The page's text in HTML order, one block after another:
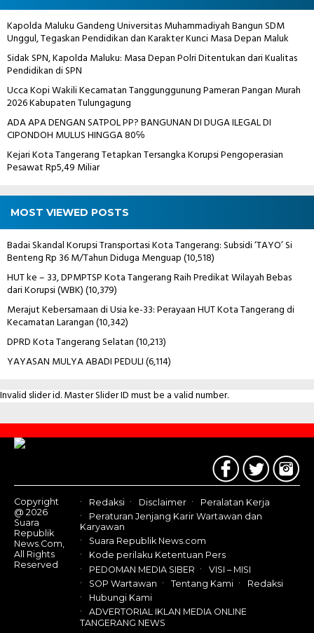
Kapolda Maluku Gandeng Universitas Muhammadiyah Bangun SDM
Unggul, Tegaskan Pendidikan dan Karakter Kunci Masa Depan Maluk
Sidak SPN, Kapolda Maluku: Masa Depan Polri Ditentukan dari Kualitas
Pendidikan di SPN
Ucca Kopi Wakili Kecamatan Tanggunggunung Pameran Pangan Murah
2026 Kabupaten Tulungagung
ADA APA DENGAN SATPOL PP? BANGUNAN DI DUGA ILEGAL DI
CIPONDOH MULUS HINGGA 80℅
Kejari Kota Tangerang Tetapkan Tersangka Korupsi Pengoperasian
Pesawat Rp5,49 Miliar
MOST VIEWED POSTS
Badai Skandal Korupsi Transportasi Kota Tangerang: Subsidi ‘TAYO’ Si
Benteng Rp 36 M/Tahun Diduga Menguap(10,518)
HUT ke – 33, DPMPTSP Kota Tangerang Raih Predikat Wilayah Bebas
dari Korupsi (WBK)(10,379)
Merajut Kebersamaan di Usia ke-33: Perayaan HUT Kota Tangerang di
Kecamatan Larangan(10,342)
DPRD Kota Tangerang Selatan(10,213)
YAYASAN MULYA ABADI PEDULI(6,114)
Invalid slider id. Master Slider ID must be a valid number.
Contact
Us
Copyright
@ 2026
Suara
Republik
News.Com,
All Rights
Reserved
Redaksi Disclaimer
Peralatan Kerja
Peraturan Jenjang Karir Wartawan dan
Karyawan
Suara Republik News.com
Kode perilaku Ketentuan Pers
PEDOMAN MEDIA SIBER
VISI – MISI
SOP Wartawan
Tentang Kami
Redaksi
Hubungi Kami
ADVERTORIAL IKLAN MEDIA ONLINE
TANGERANG NEWS